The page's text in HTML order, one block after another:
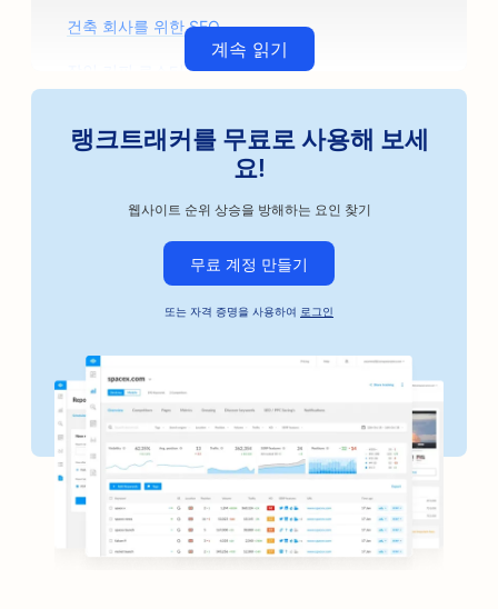
건축 회사를 위한 SEO
장인 커피 로스터를 위한 SEO
자동차 정비소를 위한 SEO
자동차 정비소를 위한 SEO
자동차 비즈니스를 위한 SEO
베이커리용 SEO
이발소를 위한 SEO
부티크를 위한 SEO
보톡스 및 필러 서비스를 위한 SEO
볼링장용 SEO
계속 읽기
랭크트래커를 무료로 사용해 보세
요!
웹사이트 순위 상승을 방해하는 요인 찾기
무료 계정 만들기
또는 자격 증명을 사용하여 로그인